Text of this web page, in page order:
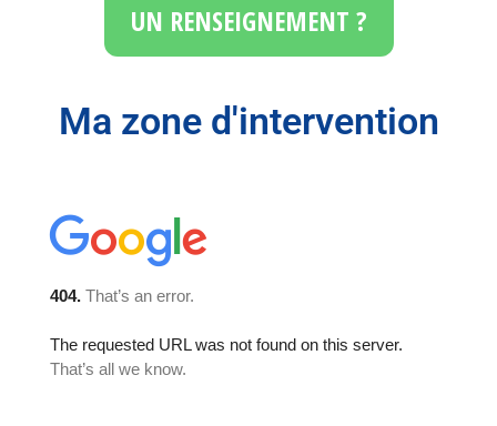
UN RENSEIGNEMENT ?
Ma zone d'intervention